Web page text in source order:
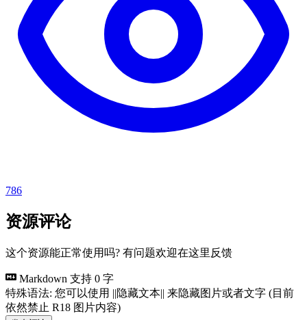
786
资源评论
这个资源能正常使用吗? 有问题欢迎在这里反馈
Markdown 支持 0 字
特殊语法: 您可以使用 ||隐藏文本|| 来隐藏图片或者文字 (目前
依然禁止 R18 图片内容)